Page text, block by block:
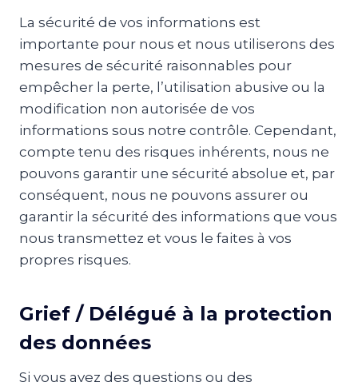
La sécurité de vos informations est
importante pour nous et nous utiliserons des
mesures de sécurité raisonnables pour
empêcher la perte, l’utilisation abusive ou la
modification non autorisée de vos
informations sous notre contrôle. Cependant,
compte tenu des risques inhérents, nous ne
pouvons garantir une sécurité absolue et, par
conséquent, nous ne pouvons assurer ou
garantir la sécurité des informations que vous
nous transmettez et vous le faites à vos
propres risques.
Grief / Délégué à la protection
des données
Si vous avez des questions ou des